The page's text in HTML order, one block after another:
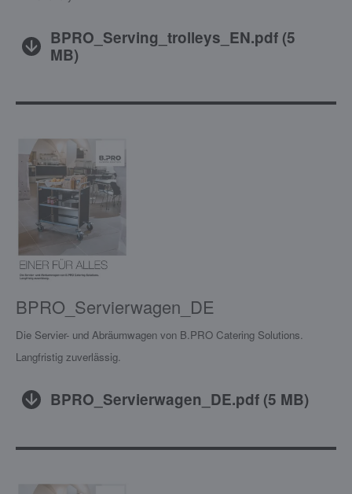
BPRO_Serving_trolleys_EN.pdf(5
MB)
BPRO_Servierwagen_DE
Die Servier- und Abräumwagen von B.PRO Catering Solutions.
Langfristig zuverlässig.
BPRO_Servierwagen_DE.pdf (5 MB)